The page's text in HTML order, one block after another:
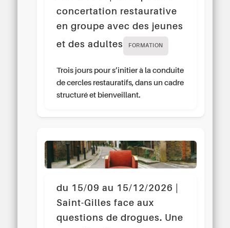
concertation restaurative
en groupe avec des jeunes
et des adultes
FORMATION
Trois jours pour s’initier à la conduite
de cercles restauratifs, dans un cadre
structuré et bienveillant.
du 15/09 au 15/12/2026 |
Saint-Gilles face aux
questions de drogues. Une